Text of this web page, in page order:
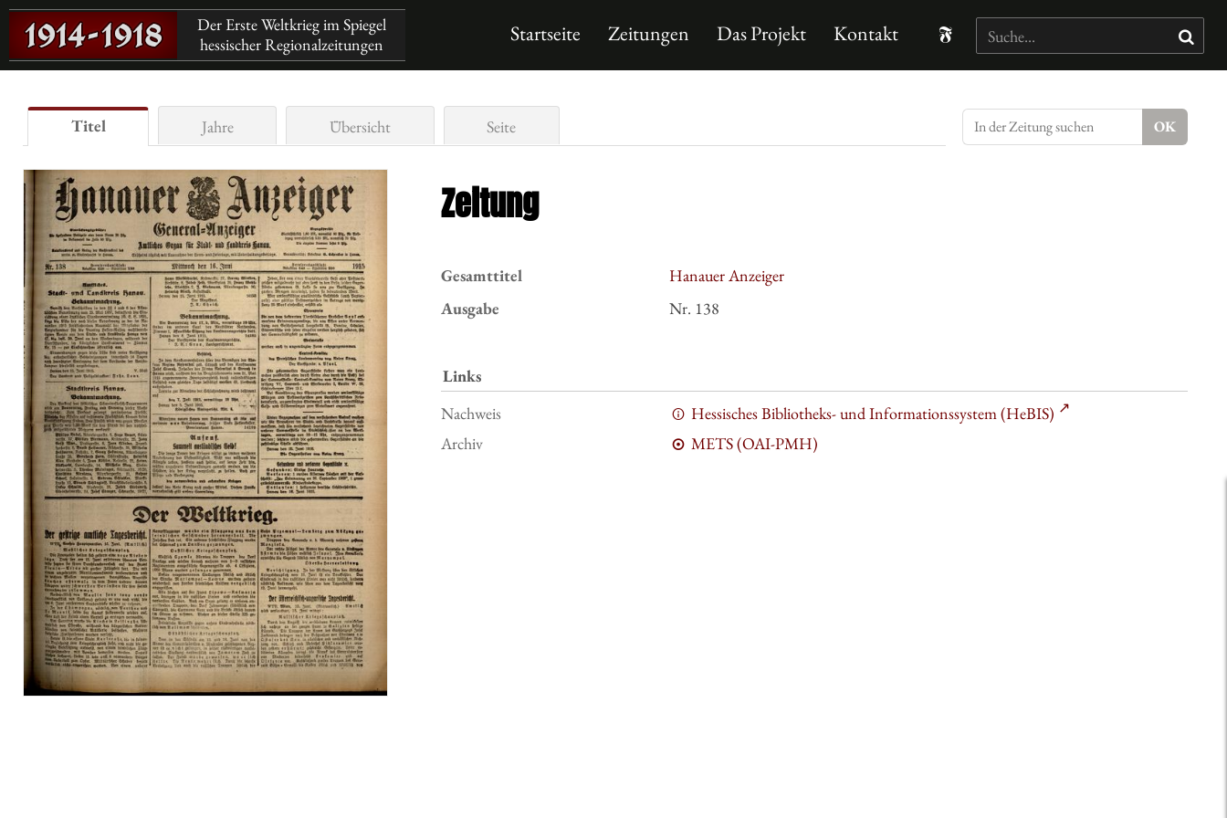
Der Erste Weltkrieg im Spiegel
hessischer Regionalzeitungen
Startseite Zeitungen Das Projekt Kontakt
Titel Jahre Übersicht Seite
Zeitung
Gesamttitel
Hanauer Anzeiger
Ausgabe
Nr. 138
Links
Nachweis
Hessisches Bibliotheks- und Informationssystem (HeBIS)
Archiv
METS (OAI-PMH)